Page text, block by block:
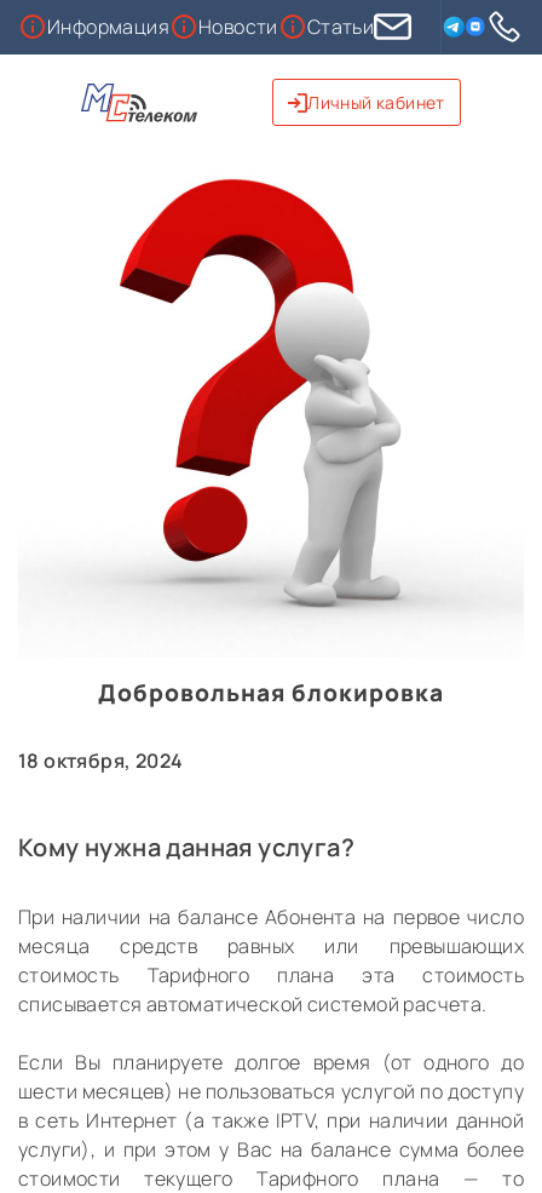
Информация Новости Статьи
Личный кабинет
Добровольная блокировка
18 октября, 2024
Кому нужна данная услуга?
При наличии на балансе Абонента на первое число
месяца средств равных или превышающих
стоимость Тарифного плана эта стоимость
списывается автоматической системой расчета.
Если Вы планируете долгое время (от одного до
шести месяцев) не пользоваться услугой по доступу
в сеть Интернет (а также IPTV, при наличии данной
услуги), и при этом у Вас на балансе сумма более
стоимости текущего Тарифного плана — то
Онлайн заявка
Новокуйбышевск (в т.ч. Гранный,
Маяк, Дубрава)
Многоквартирный дом
200
Я согласен/согласнана обработку моих
персональных данных
политикой
конфиденциальностииусловиями оказания услуг
полностью ознакомлен/ознакомлена!